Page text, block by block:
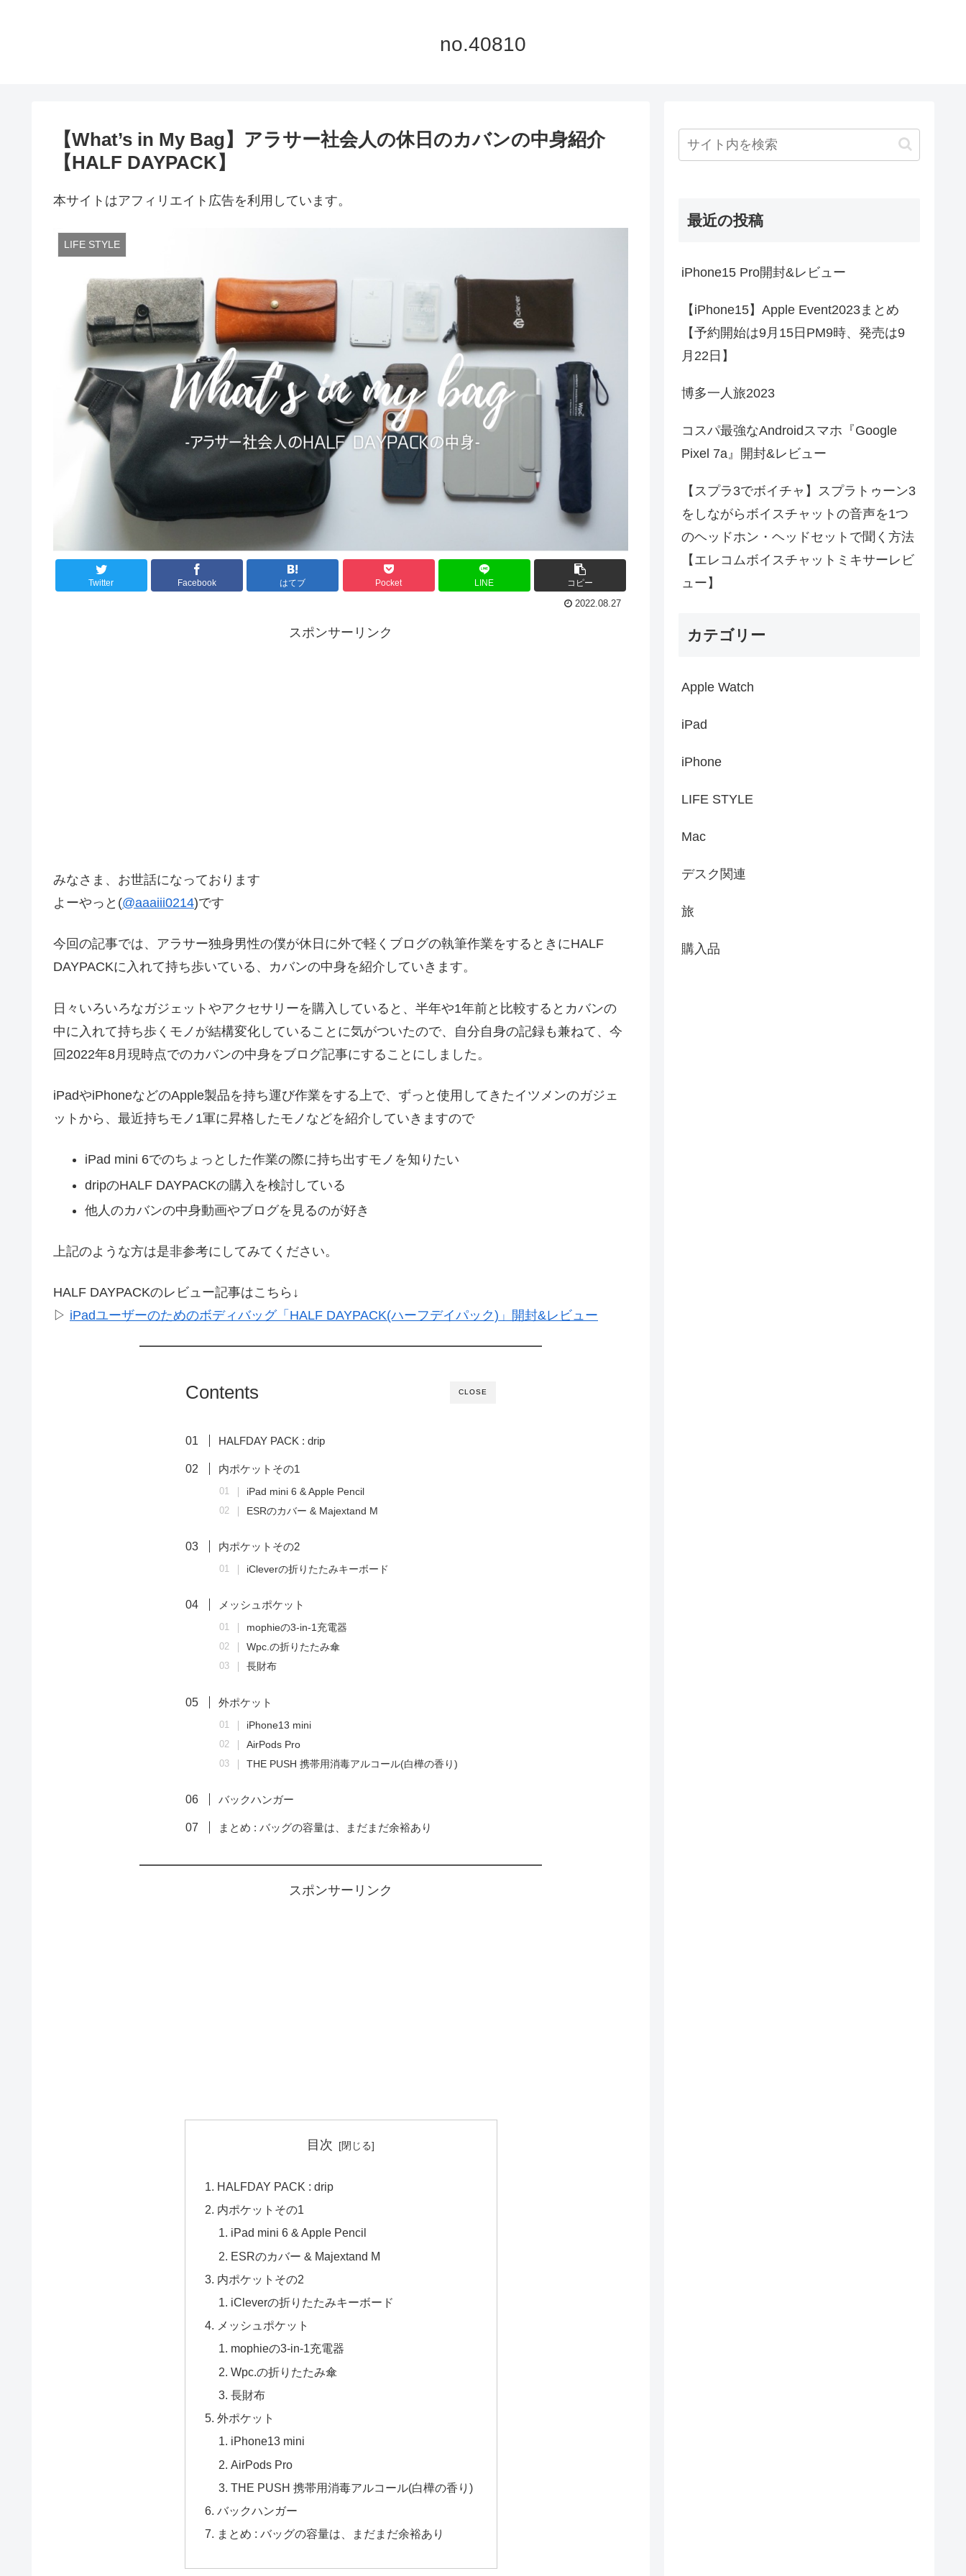
no.40810
【What’s in My Bag】アラサー社会人の休日のカバンの中身紹介
【HALF DAYPACK】
本サイトはアフィリエイト広告を利用しています。
LIFE STYLE
Twitter Facebook はてブ Pocket LINE コピー
2022.08.27
スポンサーリンク
みなさま、お世話になっております
よーやっと(@aaaiii0214)です
今回の記事では、アラサー独身男性の僕が休日に外で軽くブログの執筆作業をするときにHALF
DAYPACKに入れて持ち歩いている、カバンの中身を紹介していきます。
日々いろいろなガジェットやアクセサリーを購入していると、半年や1年前と比較するとカバンの
中に入れて持ち歩くモノが結構変化していることに気がついたので、自分自身の記録も兼ねて、今
回2022年8月現時点でのカバンの中身をブログ記事にすることにしました。
iPadやiPhoneなどのApple製品を持ち運び作業をする上で、ずっと使用してきたイツメンのガジェ
ットから、最近持ちモノ1軍に昇格したモノなどを紹介していきますので
iPad mini 6でのちょっとした作業の際に持ち出すモノを知りたい
dripのHALF DAYPACKの購入を検討している
他人のカバンの中身動画やブログを見るのが好き
上記のような方は是非参考にしてみてください。
HALF DAYPACKのレビュー記事はこちら↓
▷ iPadユーザーのためのボディバッグ「HALF DAYPACK(ハーフデイパック)」開封&レビュー
CLOSE
Contents
HALFDAY PACK : drip
内ポケットその1
iPad mini 6 & Apple Pencil
ESRのカバー & Majextand M
内ポケットその2
iCleverの折りたたみキーボード
メッシュポケット
mophieの3-in-1充電器
Wpc.の折りたたみ傘
長財布
外ポケット
iPhone13 mini
AirPods Pro
THE PUSH 携帯用消毒アルコール(白樺の香り)
バックハンガー
まとめ : バッグの容量は、まだまだ余裕あり
スポンサーリンク
目次
HALFDAY PACK : drip
内ポケットその1
iPad mini 6 & Apple Pencil
ESRのカバー & Majextand M
内ポケットその2
iCleverの折りたたみキーボード
メッシュポケット
mophieの3-in-1充電器
Wpc.の折りたたみ傘
長財布
外ポケット
iPhone13 mini
AirPods Pro
THE PUSH 携帯用消毒アルコール(白樺の香り)
バックハンガー
まとめ : バッグの容量は、まだまだ余裕あり
最近の投稿
iPhone15 Pro開封&レビュー
【iPhone15】Apple Event2023まとめ
【予約開始は9月15日PM9時、発売は9
月22日】
博多一人旅2023
コスパ最強なAndroidスマホ『Google
Pixel 7a』開封&レビュー
【スプラ3でボイチャ】スプラトゥーン3
をしながらボイスチャットの音声を1つ
のヘッドホン・ヘッドセットで聞く方法
【エレコムボイスチャットミキサーレビ
ュー】
カテゴリー
Apple Watch
iPad
iPhone
LIFE STYLE
Mac
デスク関連
旅
購入品